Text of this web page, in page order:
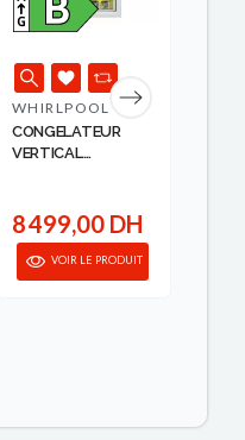
WHIRLPOOL
CONGELATEUR
VERTICAL
8 499,00 DH
VOIR LE PRODUIT